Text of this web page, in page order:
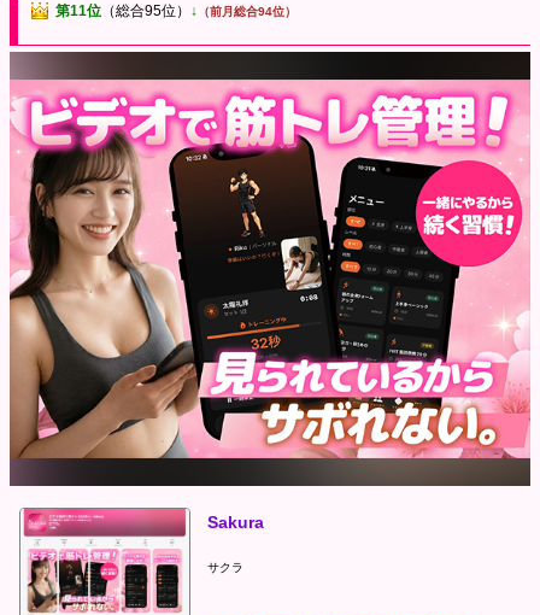
第11位 （総合95位） ↓ （前月総合94位）
Sakura
サクラ